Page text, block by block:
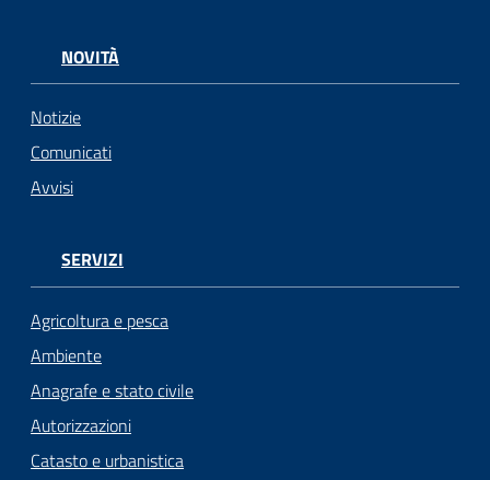
NOVITÀ
Notizie
Comunicati
Avvisi
SERVIZI
Agricoltura e pesca
Ambiente
Anagrafe e stato civile
Autorizzazioni
Catasto e urbanistica